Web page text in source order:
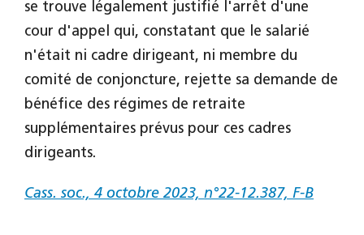
se trouve légalement justifié l'arrêt d'une
cour d'appel qui, constatant que le salarié
n'était ni cadre dirigeant, ni membre du
comité de conjoncture, rejette sa demande de
bénéfice des régimes de retraite
supplémentaires prévus pour ces cadres
dirigeants.
Cass. soc., 4 octobre 2023, n°22-12.387, F-B